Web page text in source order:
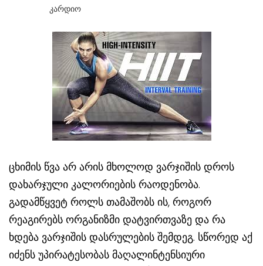
Კარდიო
ცხიმის წვა არ არის მხოლოდ ვარჯიშის დროს
დახარჯული კალორიების რაოდენობა.
გადამწყვეტ როლს თამაშობს ის, როგორ
რეაგირებს ორგანიზმი დატვირთვაზე და რა
ხდება ვარჯიშის დასრულების შემდეგ. სწორედ აქ
იძენს უპირატესობას მაღალინტენსიური